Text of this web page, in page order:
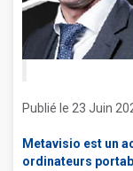
Publié le 23 Juin
Metavisio est un
ordinateurs